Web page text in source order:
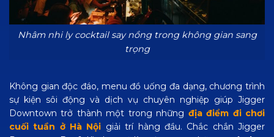
Nhâm nhi ly cocktail say nồng trong không gian sang
trọng
Không gian độc đáo, menu đồ uống đa dạng, chương trình
sự kiện sôi động và dịch vụ chuyên nghiệp giúp Jigger
Downtown trở thành một trong những địa điểm đi chơi
cuối tuần ở Hà Nội giải trí hàng đầu. Chắc chắn Jigger